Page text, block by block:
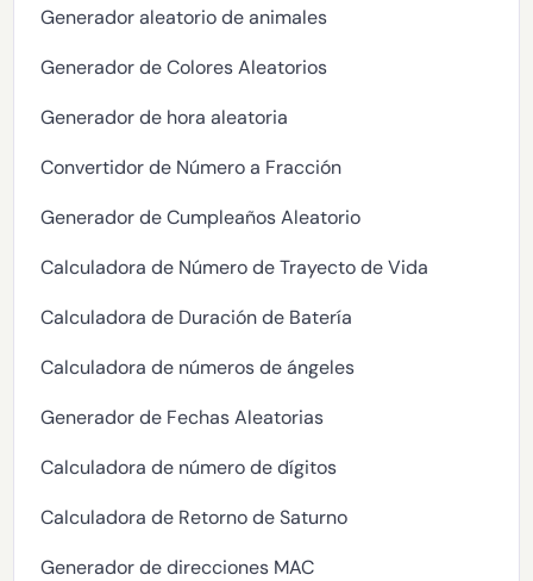
Generador aleatorio de animales
Generador de Colores Aleatorios
Generador de hora aleatoria
Convertidor de Número a Fracción
Generador de Cumpleaños Aleatorio
Calculadora de Número de Trayecto de Vida
Calculadora de Duración de Batería
Calculadora de números de ángeles
Generador de Fechas Aleatorias
Calculadora de número de dígitos
Calculadora de Retorno de Saturno
Generador de direcciones MAC